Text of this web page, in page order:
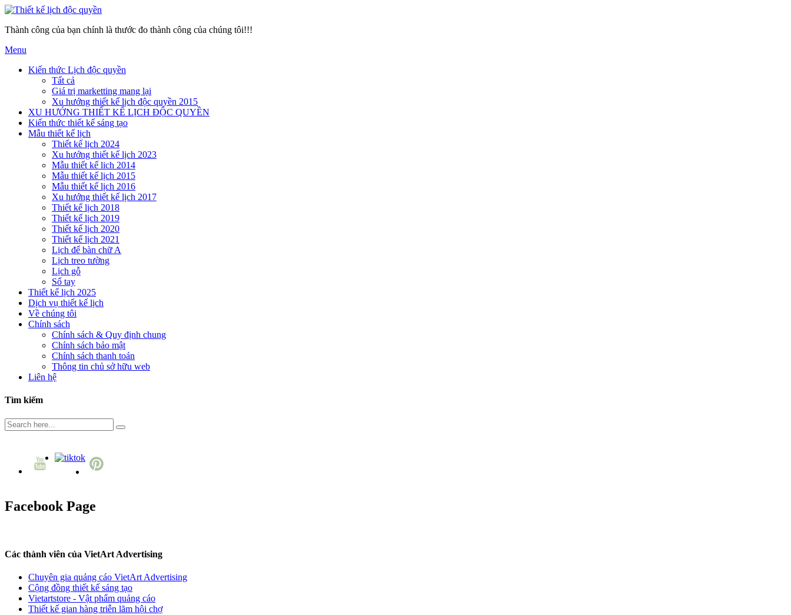
Thành công của bạn chính là thước đo thành công của chúng tôi!!!
Menu
Kiến thức Lịch độc quyền
Tất cả
Giá trị marketting mang lại
Xu hướng thiết kế lịch độc quyền 2015
XU HƯỚNG THIẾT KẾ LỊCH ĐỘC QUYỀN
Kiến thức thiết kế sáng tạo
Mẫu thiết kế lịch
Thiết kế lịch 2024
Xu hướng thiết kế lịch 2023
Mẫu thiết kế lich 2014
Mẫu thiết kế lịch 2015
Mẫu thiết kế lịch 2016
Xu hướng thiết kế lịch 2017
Thiết kế lịch 2018
Thiết kế lịch 2019
Thiết kế lịch 2020
Thiết kế lịch 2021
Lịch để bàn chữ A
Lịch treo tường
Lịch gỗ
Sổ tay
Thiết kế lịch 2025
Dịch vụ thiết kế lịch
Về chúng tôi
Chính sách
Chính sách & Quy định chung
Chính sách bảo mật
Chính sách thanh toán
Thông tin chủ sở hữu web
Liên hệ
Tìm kiếm
Facebook Page
Các thành viên của VietArt Advertising
Chuyên gia quảng cáo VietArt Advertising
Cộng đồng thiết kế sáng tạo
Vietartstore - Vật phẩm quảng cáo
Thiết kế gian hàng triễn lãm hội chợ